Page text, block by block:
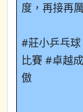
度，再接再
#莊小乒乓
比賽 #卓越
傲